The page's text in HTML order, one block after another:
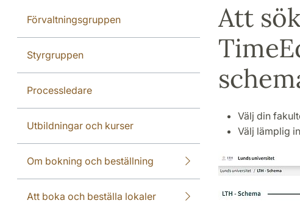
Förvaltningsgruppen
Styrgruppen
Processledare
Utbildningar och kurser
Om bokning och beställning
Att boka och beställa lokaler
Att
Välj din
Välj lämplig